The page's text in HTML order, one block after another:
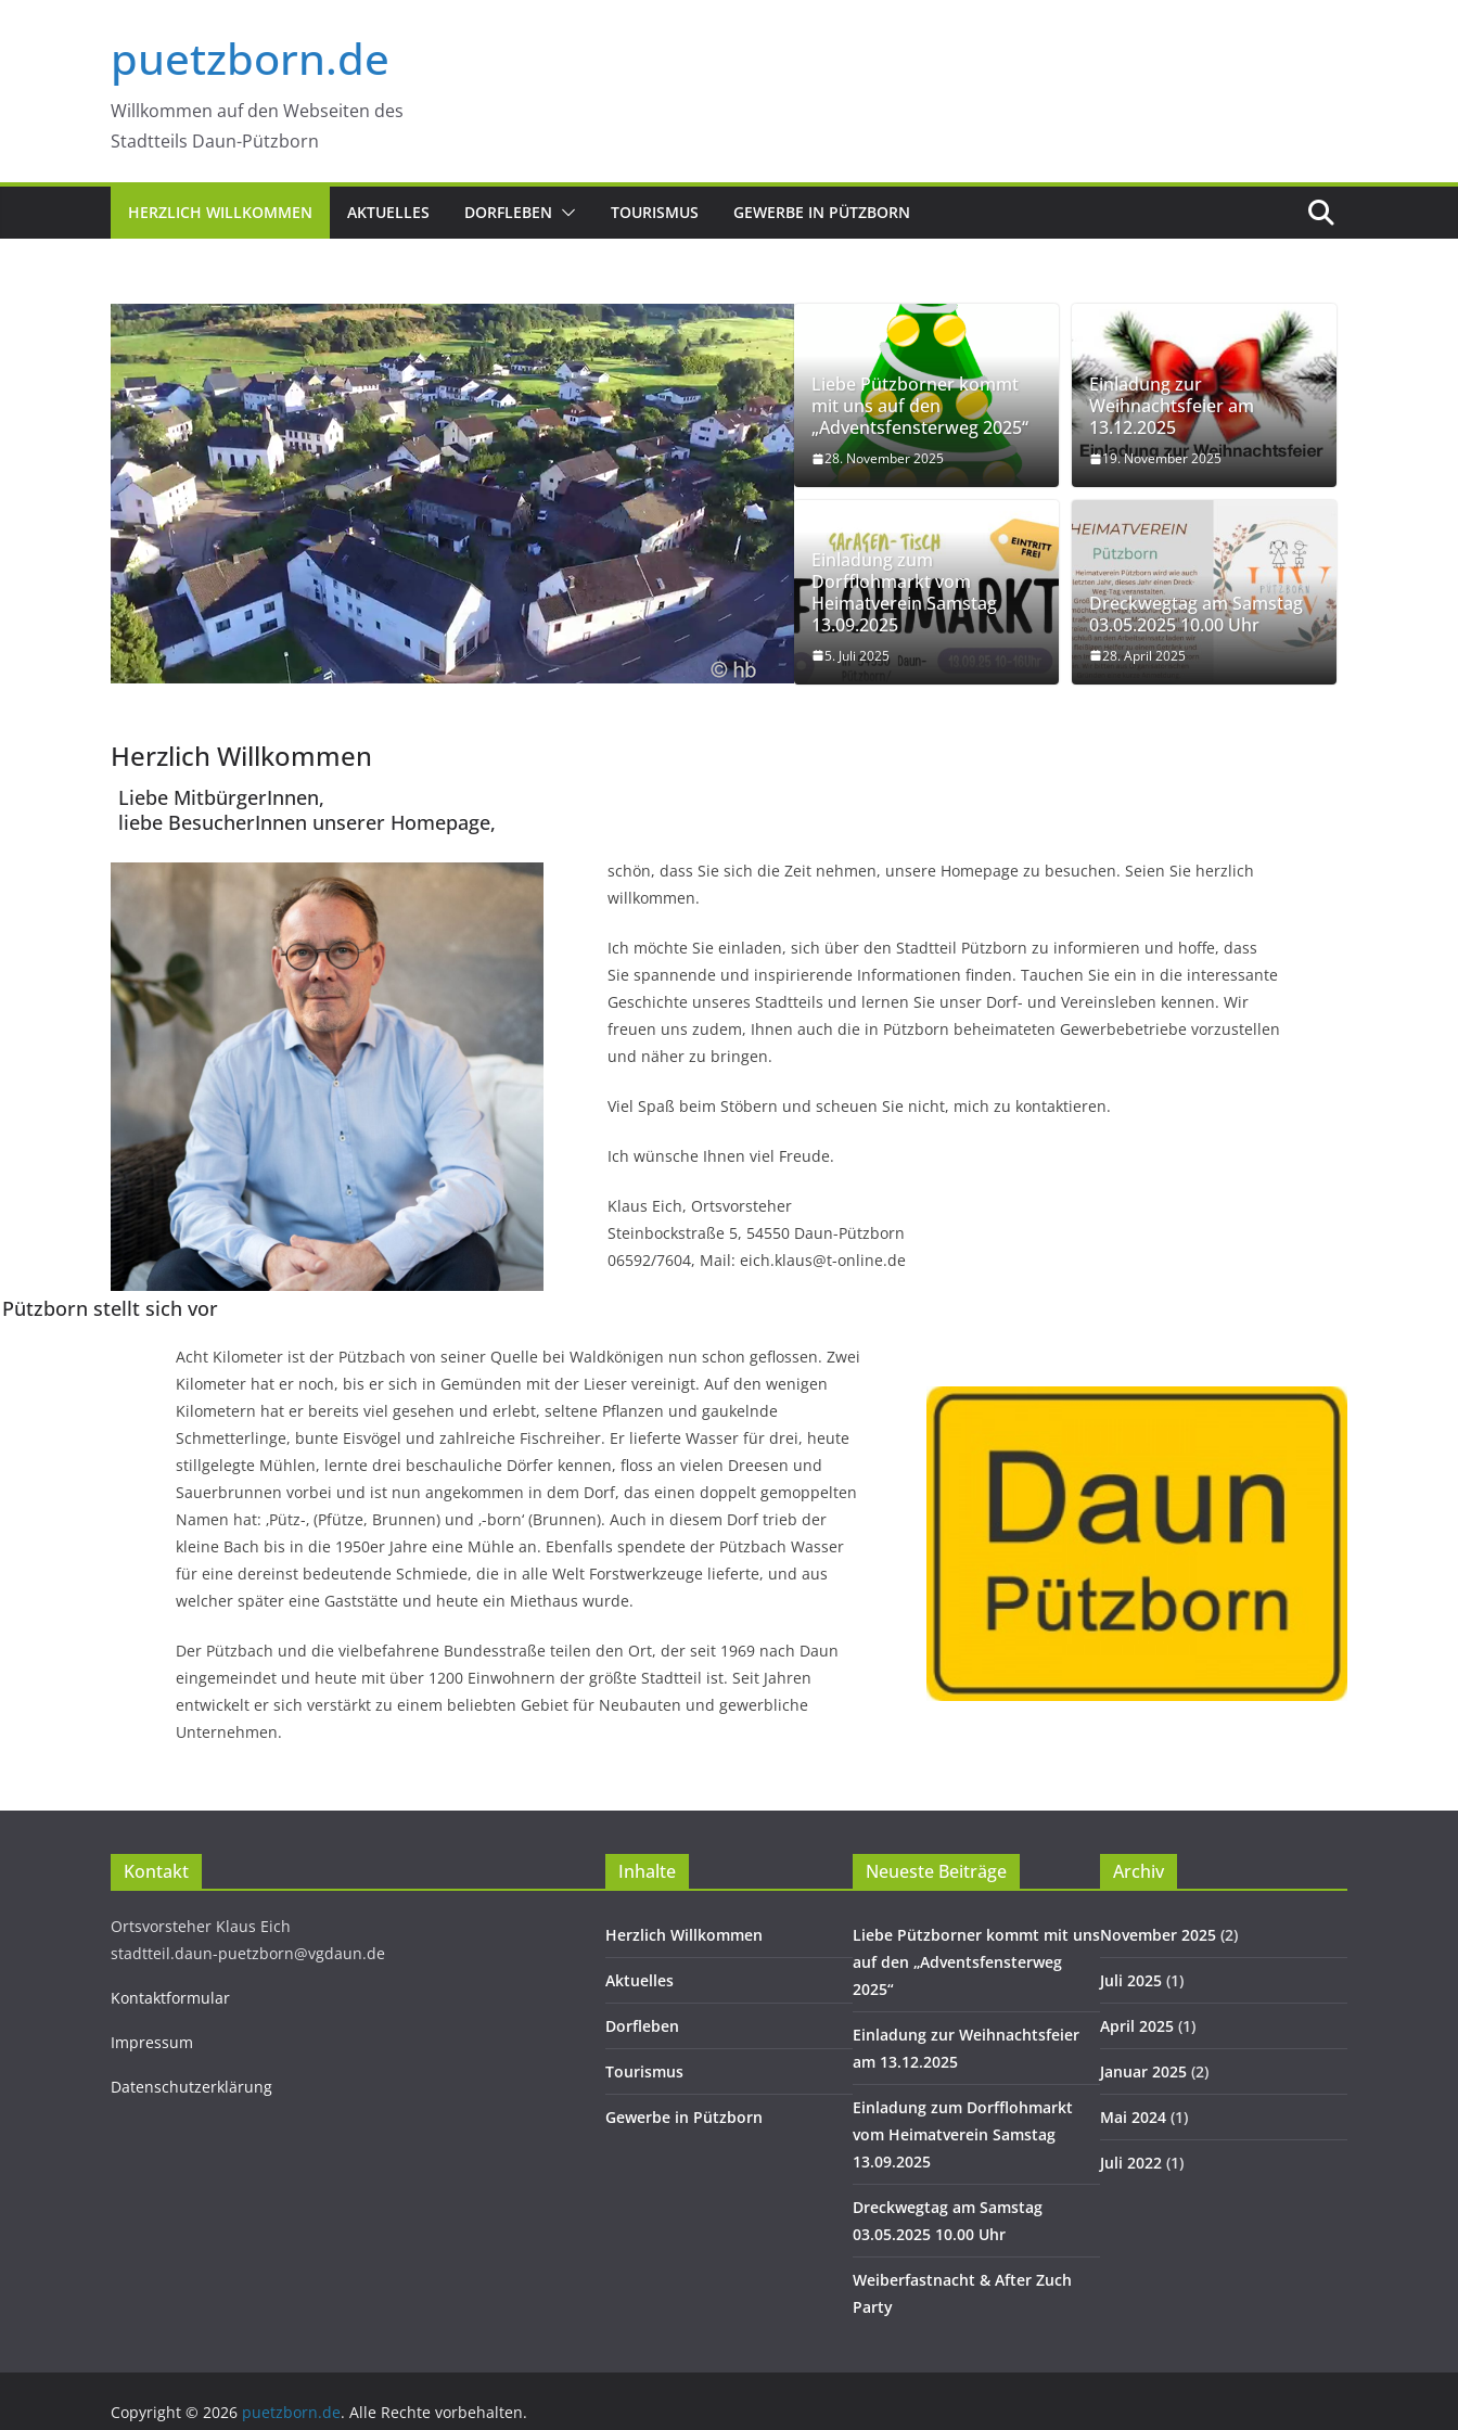
puetzborn.de
Willkommen auf den Webseiten des
Stadtteils Daun-Pützborn
HERZLICH WILLKOMMEN AKTUELLES DORFLEBEN TOURISMUS GEWERBE IN PÜTZBORN
Liebe Pützborner kommt
mit uns auf den
„Adventsfensterweg 2025“
28. November 2025
Einladung zur
Weihnachtsfeier am
13.12.2025
19. November 2025
Einladung zum
Dorfflohmarkt vom
Heimatverein Samstag
13.09.2025
5. Juli 2025
Dreckwegtag am Samstag
03.05.2025 10.00 Uhr
28. April 2025
Herzlich Willkommen
Liebe MitbürgerInnen,
liebe BesucherInnen unserer Homepage,
schön, dass Sie sich die Zeit nehmen, unsere Homepage zu besuchen. Seien Sie herzlich
willkommen.
Ich möchte Sie einladen, sich über den Stadtteil Pützborn zu informieren und hoffe, dass
Sie spannende und inspirierende Informationen finden. Tauchen Sie ein in die interessante
Geschichte unseres Stadtteils und lernen Sie unser Dorf- und Vereinsleben kennen. Wir
freuen uns zudem, Ihnen auch die in Pützborn beheimateten Gewerbebetriebe vorzustellen
und näher zu bringen.
Viel Spaß beim Stöbern und scheuen Sie nicht, mich zu kontaktieren.
Ich wünsche Ihnen viel Freude.
Klaus Eich, Ortsvorsteher
Steinbockstraße 5, 54550 Daun-Pützborn
06592/7604, Mail: eich.klaus@t-online.de
Pützborn stellt sich vor
Acht Kilometer ist der Pützbach von seiner Quelle bei Waldkönigen nun schon geflossen. Zwei
Kilometer hat er noch, bis er sich in Gemünden mit der Lieser vereinigt. Auf den wenigen
Kilometern hat er bereits viel gesehen und erlebt, seltene Pflanzen und gaukelnde
Schmetterlinge, bunte Eisvögel und zahlreiche Fischreiher. Er lieferte Wasser für drei, heute
stillgelegte Mühlen, lernte drei beschauliche Dörfer kennen, floss an vielen Dreesen und
Sauerbrunnen vorbei und ist nun angekommen in dem Dorf, das einen doppelt gemoppelten
Namen hat: ‚Pütz-‚ (Pfütze, Brunnen) und ‚-born‘ (Brunnen). Auch in diesem Dorf trieb der
kleine Bach bis in die 1950er Jahre eine Mühle an. Ebenfalls spendete der Pützbach Wasser
für eine dereinst bedeutende Schmiede, die in alle Welt Forstwerkzeuge lieferte, und aus
welcher später eine Gaststätte und heute ein Miethaus wurde.
Der Pützbach und die vielbefahrene Bundesstraße teilen den Ort, der seit 1969 nach Daun
eingemeindet und heute mit über 1200 Einwohnern der größte Stadtteil ist. Seit Jahren
entwickelt er sich verstärkt zu einem beliebten Gebiet für Neubauten und gewerbliche
Unternehmen.
Kontakt
Ortsvorsteher Klaus Eich
stadtteil.daun-puetzborn@vgdaun.de
Kontaktformular
Impressum
Datenschutzerklärung
Inhalte
Herzlich Willkommen
Aktuelles
Dorfleben
Tourismus
Gewerbe in Pützborn
Neueste Beiträge
Liebe Pützborner kommt mit uns
auf den „Adventsfensterweg
2025“
Einladung zur Weihnachtsfeier
am 13.12.2025
Einladung zum Dorfflohmarkt
vom Heimatverein Samstag
13.09.2025
Dreckwegtag am Samstag
03.05.2025 10.00 Uhr
Weiberfastnacht & After Zuch
Party
Archiv
November 2025 (2)
Juli 2025 (1)
April 2025 (1)
Januar 2025 (2)
Mai 2024 (1)
Juli 2022 (1)
Copyright © 2026 puetzborn.de. Alle Rechte vorbehalten.